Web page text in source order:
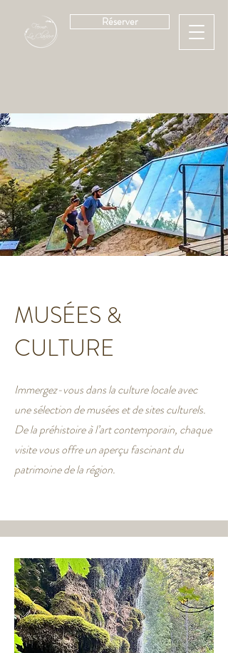
Réserver
MUSÉES &
CULTURE
Immergez-vous dans la culture locale avec
une sélection de musées et de sites culturels.
De la préhistoire à l’art contemporain, chaque
visite vous offre un aperçu fascinant du
patrimoine de la région.